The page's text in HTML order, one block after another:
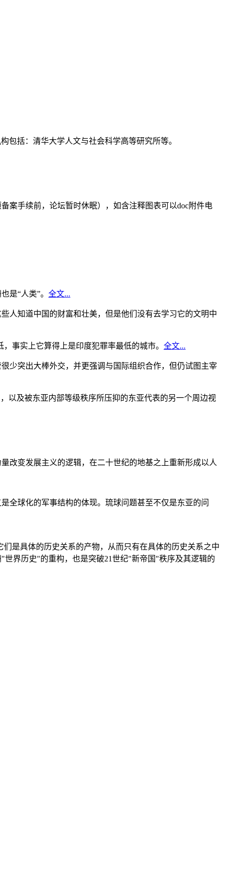
包括：清华大学人文与社会科学高等研究所等。
案手续前，论坛暂时休眠），如含注释图表可以doc附件电
是“人类”。 全文...
人知道中国的财富和壮美，但是他们没有去学习它的文明中
事实上它算得上是印度犯罪率最低的城市。 全文...
少突出大棒外交，并更强调与国际组织合作，但仍试图主宰
以及被东亚内部等级秩序所压抑的东亚代表的另一个周边视
改变发展主义的逻辑，在二十世纪的地基之上重新形成以人
全球化的军事结构的体现。琉球问题甚至不仅是东亚的问
是具体的历史关系的产物，从而只有在具体的历史关系之中
界历史"的重构，也是突破21世纪"新帝国"秩序及其逻辑的